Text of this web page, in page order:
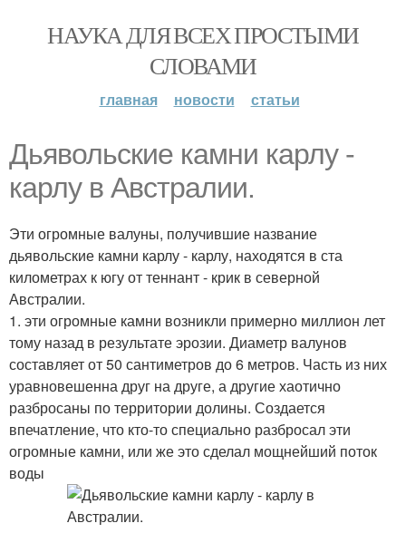
НАУКА ДЛЯ ВСЕХ ПРОСТЫМИ
СЛОВАМИ
главная новости статьи
Дьявольские камни карлу -
карлу в Австралии.
Эти огромные валуны, получившие название
дьявольские камни карлу - карлу, находятся в ста
километрах к югу от теннант - крик в северной
Австралии.
1. эти огромные камни возникли примерно миллион лет
тому назад в результате эрозии. Диаметр валунов
составляет от 50 сантиметров до 6 метров. Часть из них
уравновешенна друг на друге, а другие хаотично
разбросаны по территории долины. Создается
впечатление, что кто-то специально разбросал эти
огромные камни, или же это сделал мощнейший поток
воды